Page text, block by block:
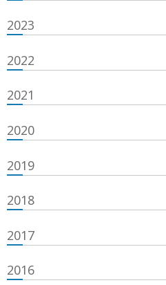
2023
2022
2021
2020
2019
2018
2017
2016